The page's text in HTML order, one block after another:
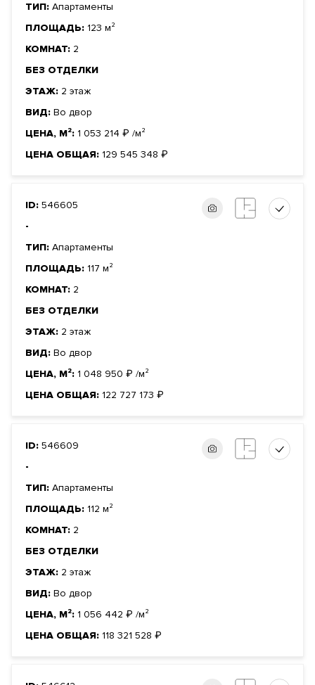
ТИП: Апартаменты
ПЛОЩАДЬ: 123 м²
КОМНАТ: 2
БЕЗ ОТДЕЛКИ
ЭТАЖ: 2 этаж
ВИД: Во двор
ЦЕНА, М²: 1 053 214 ₽ /м²
ЦЕНА ОБЩАЯ: 129 545 348 ₽
ID: 546605
-
ТИП: Апартаменты
ПЛОЩАДЬ: 117 м²
КОМНАТ: 2
БЕЗ ОТДЕЛКИ
ЭТАЖ: 2 этаж
ВИД: Во двор
ЦЕНА, М²: 1 048 950 ₽ /м²
ЦЕНА ОБЩАЯ: 122 727 173 ₽
ID: 546609
-
ТИП: Апартаменты
ПЛОЩАДЬ: 112 м²
КОМНАТ: 2
БЕЗ ОТДЕЛКИ
ЭТАЖ: 2 этаж
ВИД: Во двор
ЦЕНА, М²: 1 056 442 ₽ /м²
ЦЕНА ОБЩАЯ: 118 321 528 ₽